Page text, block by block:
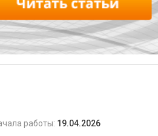
работы: 19.04.2026